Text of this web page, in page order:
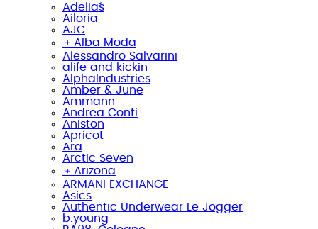
Adelia´s
Ailoria
AJC
﹢ Alba Moda
Alessandro Salvarini
alife and kickin
AlphaIndustries
Amber & June
Ammann
Andrea Conti
Aniston
Apricot
Ara
Arctic Seven
﹢ Arizona
ARMANI EXCHANGE
Asics
Authentic Underwear Le Jogger
b.young